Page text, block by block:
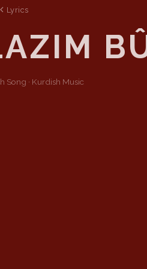
Lyrics
Song · Kurdish Music